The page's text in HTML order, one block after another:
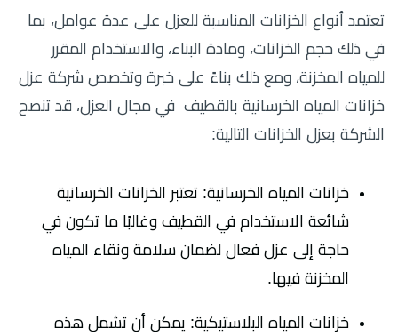
تعتمد أنواع الخزانات المناسبة للعزل على عدة عوامل، بما
في ذلك حجم الخزانات، ومادة البناء، والاستخدام المقرر
للمياه المخزنة، ومع ذلك بناءً على خبرة وتخصص شركة عزل
خزانات المياه الخرسانية بالقطيف في مجال العزل، قد تنصح
الشركة بعزل الخزانات التالية:
خزانات المياه الخرسانية: تعتبر الخزانات الخرسانية
شائعة الاستخدام في القطيف وغالبًا ما تكون في
حاجة إلى عزل فعال لضمان سلامة ونقاء المياه
المخزنة فيها.
خزانات المياه البلاستيكية: يمكن أن تشمل هذه